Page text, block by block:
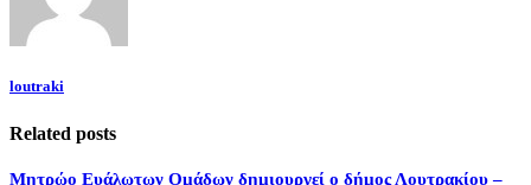
loutraki
Related posts
Μητρώο Ευάλωτων Ομάδων δημιουργεί ο δήμος Λουτρακίου –